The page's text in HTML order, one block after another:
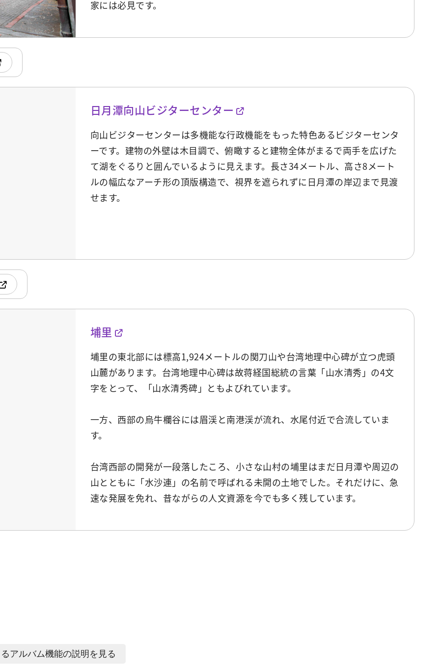
家には必見です。
日月潭向山ビジターセンター
向山ビジターセンターは多機能な行政機能をもった特色あるビジターセンタ
ーです。建物の外壁は木目調で、俯瞰すると建物全体がまるで両手を広げた
て湖をぐるりと囲んでいるように見えます。長さ34メートル、高さ8メート
ルの幅広なアーチ形の頂版構造で、視界を遮られずに日月潭の岸辺まで見渡
せます。
埔里
埔里の東北部には標高1,924メートルの関刀山や台湾地理中心碑が立つ虎頭
山麓があります。台湾地理中心碑は故蒋経国総統の言葉「山水清秀」の4文
字をとって、「山水清秀碑」ともよびれています。
一方、西部の烏牛欄谷には眉渓と南港渓が流れ、水尾付近で合流していま
す。
台湾西部の開発が一段落したころ、小さな山村の埔里はまだ日月潭や周辺の
山とともに「水沙連」の名前で呼ばれる未開の土地でした。それだけに、急
速な発展を免れ、昔ながらの人文資源を今でも多く残しています。
アルバム機能の説明を見る